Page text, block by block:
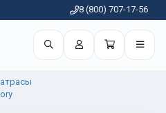
8 (800) 707-17-56